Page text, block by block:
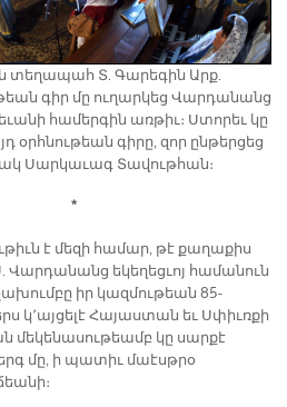
Տ. Գարեգին Արք.
գիր մը ուղարկեց Վարդանանց
համերգին առթիւ։ Ստորեւ կը
օրհնութեան գիրը, զոր ընթերցեց
Սարկաւագ Տավութհան։
*
է մեզի համար, թէ քաղաքիս
Վարդանանց եկեղեցւոյ համանուն
իր կազմութեան 85-
կ՚այցելէ Հայաստան եւ Սփիւռքի
կը սարքէ
մը, ի պատիւ մաէսթրօ